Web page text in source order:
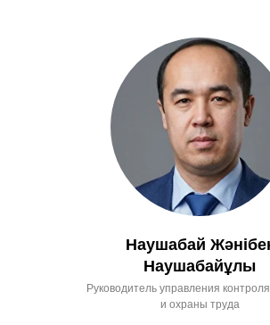
Наушабай
Наушабайұлы
Руководитель управления
и охраны труда